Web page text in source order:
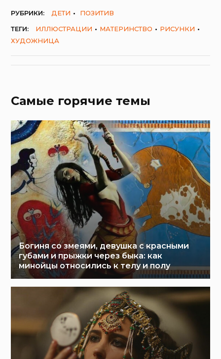
РУБРИКИ: ДЕТИ
ПОЗИТИВ
ТЕГИ:
ИЛЛЮСТРАЦИИ МАТЕРИНСТВО
РИСУНКИ
ХУДОЖНИЦА
Самые горячие темы
Богиня со змеями, девушка с красными
губами и прыжки через быка: как
минойцы относились к телу и полу